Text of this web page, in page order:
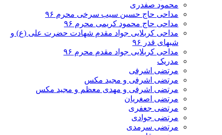
محمود صفدری
مداحی حاج حسین سیب سرخی محرم ۹۶
مداحی حاج محمود کریمی محرم ۹۶
مداحی کربلایی جواد مقدم شهادت حضرت علی (ع) و
شبهای قدر ۹۶
مداحی کربلایی جواد مقدم محرم ۹۶
مدریک
مرتضی اشرفی
مرتضی اشرفی و مجید مکس
مرتضی اشرفی و مهدی معظم و مجید مکس
مرتضی اصغریان
مرتضی جعفری
مرتضی جوادی
مرتضی سرمدی